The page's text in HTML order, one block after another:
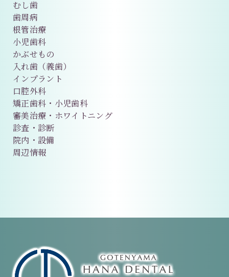
むし歯
歯周病
根管治療
小児歯科
かぶせもの
入れ歯（義歯）
インプラント
口腔外科
矯正歯科・小児歯科
審美治療・ホワイトニング
診査・診断
院内・設備
周辺情報